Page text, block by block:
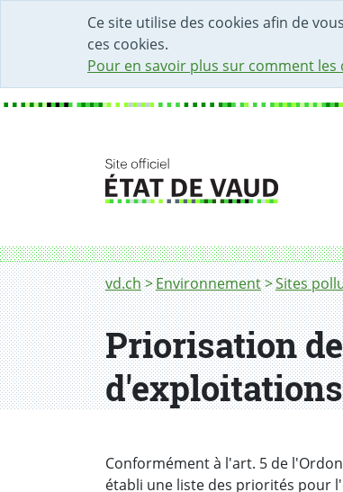
Ce site utilise des cookies afin de
ces cookies.
Pour en savoir plus sur comment
DÉBUT DU CONTENU DE LA PAGE
ACCÈS AU CHAMP DE RECHERCHE
PAGE D'ACCUEIL
FORMULAIRE DE CONTACT
Fil d'Ariane
vd.ch Environnement Sites
Priorisation des investigations sur
Priorisation
Conformément à l'art. 5 de
établi une liste des priorités pour